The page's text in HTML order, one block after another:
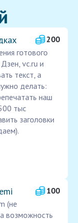
200
готового
vc.ru и
текст, а
делать:
наш
тыс
заголовки
100
(не
возможность